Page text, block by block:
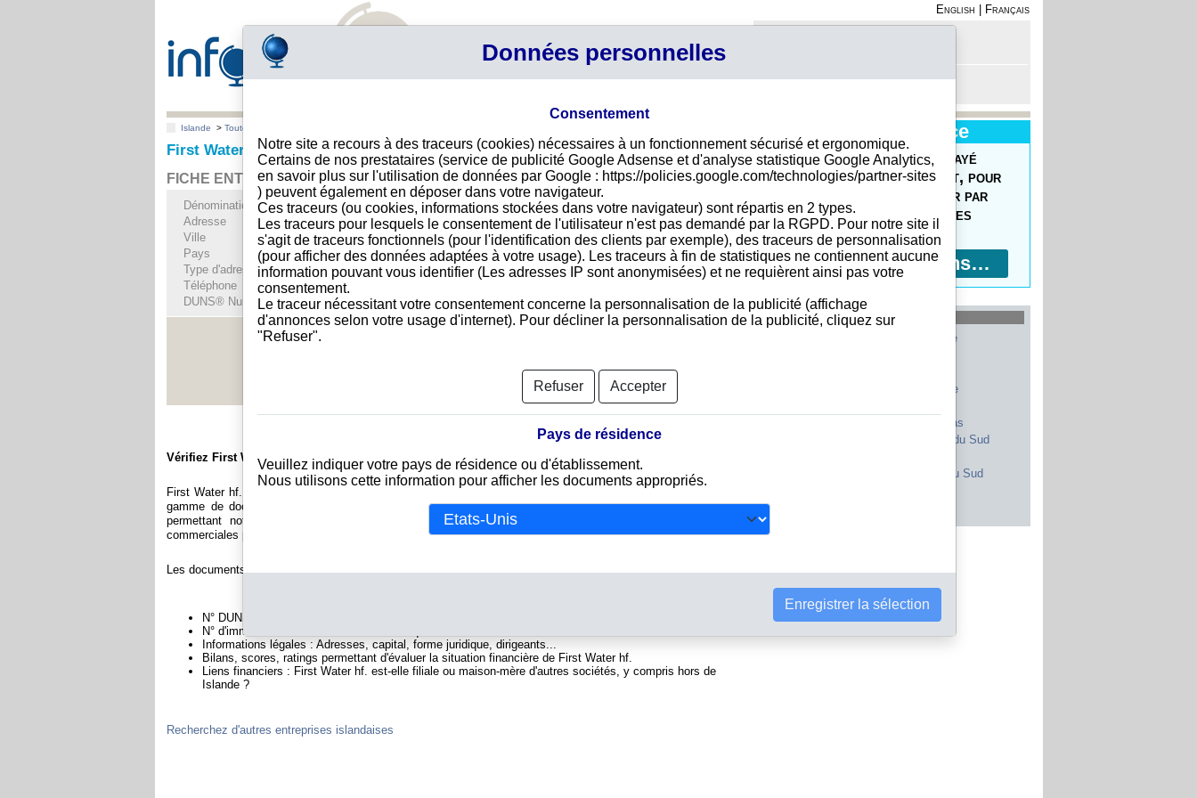
English
Français
Islande >Toutes villes
First Water hf., Kopavogi
FICHE ENTREPRISE
Dénomination
First Water hf.
Adresse
Urdarhvarfi 8
Ville
Kopavogi- 203
Pays
Islande
Type d'adresse
Adresse unique
Téléphone
+354 69-----
DUNS® Number
50-------
Vérifiez First Water hf.
First Water hf. est immatriculée au registre du commerce islandais. Info-clipper.com vous propose une large
gamme de documents et de rapports contenant d'une part des informations issues des données légales
permettant notamment de constituer l'équivalent d'un Kbis et d'autres part des analyses et enquêtes
commerciales permettant d'évaluer la fiabilité et la solvabilité de cette entreprise.
Les documents sur First Water hf. contiennent des informations telles que :
N° DUNS : Ce N° est un SIRET international permettant d'identifier chaque société
N° d'immatriculation en Islande : C'est l'équivalent du SIREN
Informations légales : Adresses, capital, forme juridique, dirigeants...
Bilans, scores, ratings permettant d'évaluer la situation financière de First Water hf.
Liens financiers : First Water hf. est-elle filiale ou maison-mère d'autres sociétés, y compris hors de
Islande ?
Recherchez d'autres entreprises islandaises
Nouveau Service
Découvrez le Forfait Prépayé
Pour commander facilement, pour
des prix réduits, pour payer par
virement bancaire, 10 devises
acceptées !
Plus d'informations…
Pays les plus recherchés
Belgique
Espagne
Pays-Bas
Afrique du Sud
Corée du Sud
Données personnelles
Consentement
Notre site a recours à des traceurs (cookies) nécessaires à un fonctionnement sécurisé et ergonomique.
Certains de nos prestataires (service de publicité Google Adsense et d'analyse statistique Google Analytics,
en savoir plus sur l'utilisation de données par Google : https://policies.google.com/technologies/partner-sites
) peuvent également en déposer dans votre navigateur.
Ces traceurs (ou cookies, informations stockées dans votre navigateur) sont répartis en 2 types.
Les traceurs pour lesquels le consentement de l'utilisateur n'est pas demandé par la RGPD. Pour notre site il
s'agit de traceurs fonctionnels (pour l'identification des clients par exemple), des traceurs de personnalisation
(pour afficher des données adaptées à votre usage). Les traceurs à fin de statistiques ne contiennent aucune
information pouvant vous identifier (Les adresses IP sont anonymisées) et ne requièrent ainsi pas votre
consentement.
Le traceur nécessitant votre consentement concerne la personnalisation de la publicité (affichage
d'annonces selon votre usage d'internet). Pour décliner la personnalisation de la publicité, cliquez sur
"Refuser".
Refuser Accepter
Pays de résidence
Veuillez indiquer votre pays de résidence ou d'établissement.
Nous utilisons cette information pour afficher les documents appropriés.
Enregistrer la sélection